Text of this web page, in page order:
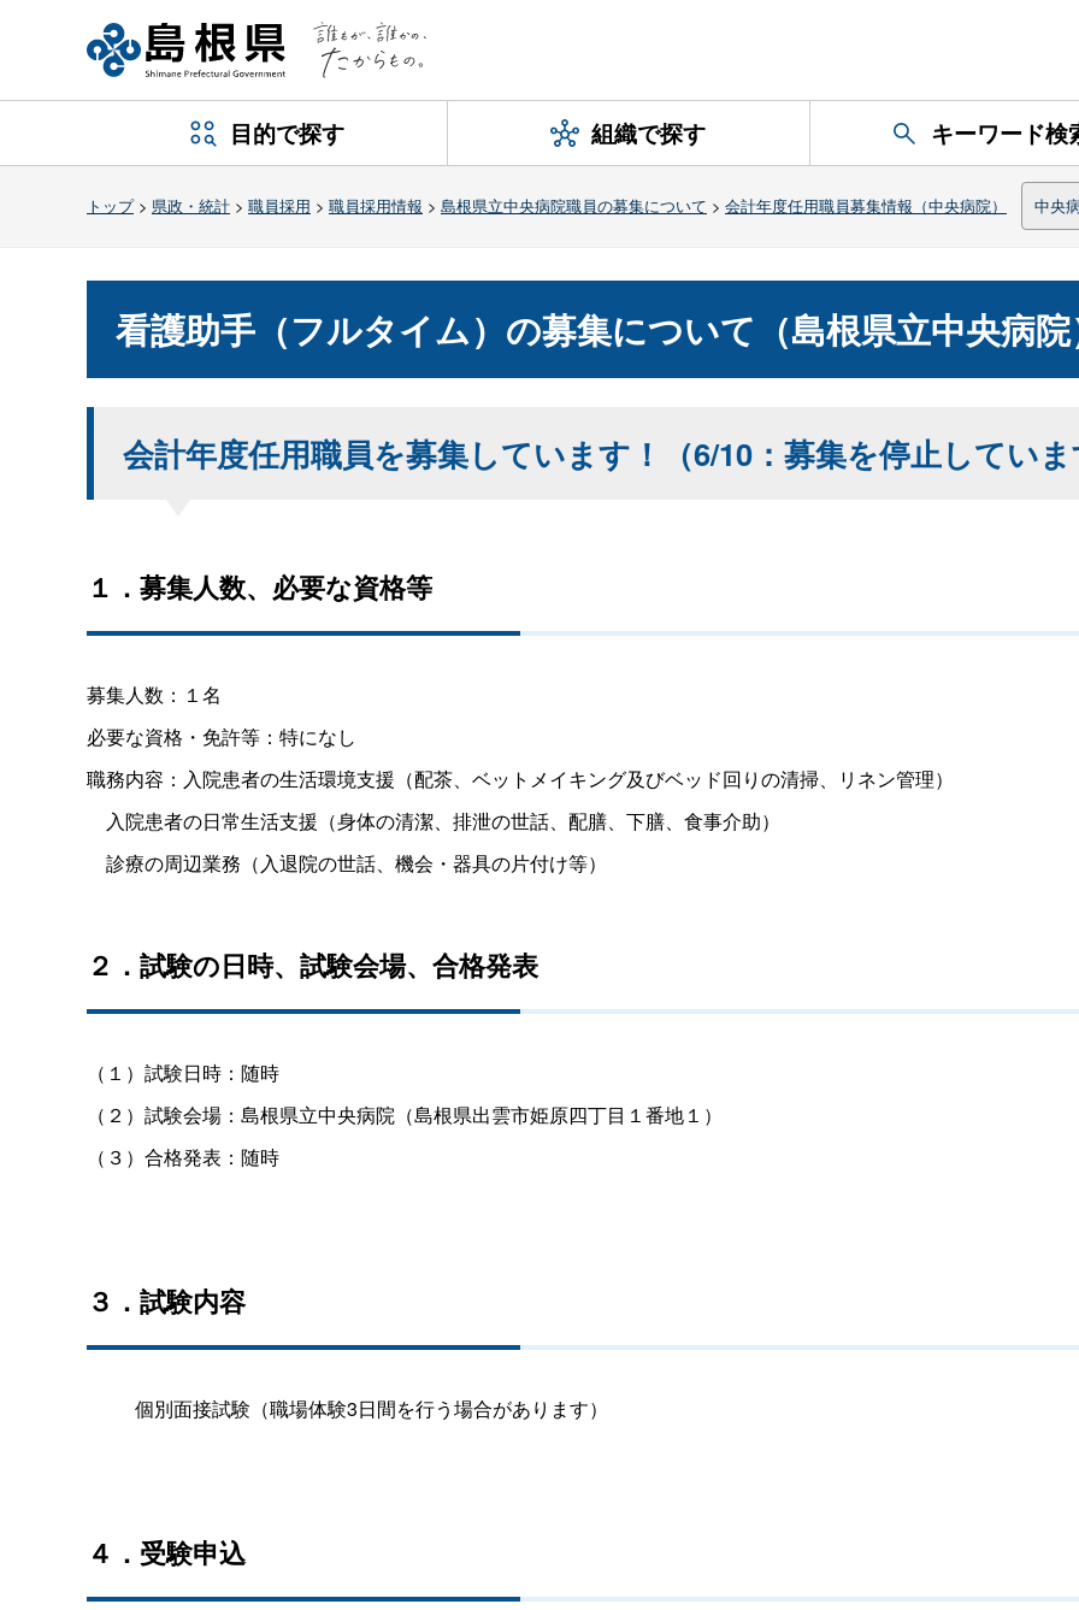
目的で探す 組織で探す キーワード検
トップ> 県政・統計 > 職員採用 > 職員採用情報 > 島根県立中央病院職員の募集について > 会計年度任用職員募集情報（中央病院） 中央
看護助手（フルタイム）の募集について（島根県立中央病院
会計年度任用職員を募集しています！（6/10：募集を停止していま
１．募集人数、必要な資格等
募集人数：１名
必要な資格・免許等：特になし
職務内容：入院患者の生活環境支援（配茶、ベットメイキング及びベッド回りの清掃、リネン管理）
入院患者の日常生活支援（身体の清潔、排泄の世話、配膳、下膳、食事介助）
診療の周辺業務（入退院の世話、機会・器具の片付け等）
２．試験の日時、試験会場、合格発表
（１）試験日時：随時
（２）試験会場：島根県立中央病院（島根県出雲市姫原四丁目１番地１）
（３）合格発表：随時
３．試験内容
個別面接試験（職場体験3日間を行う場合があります）
４．受験申込